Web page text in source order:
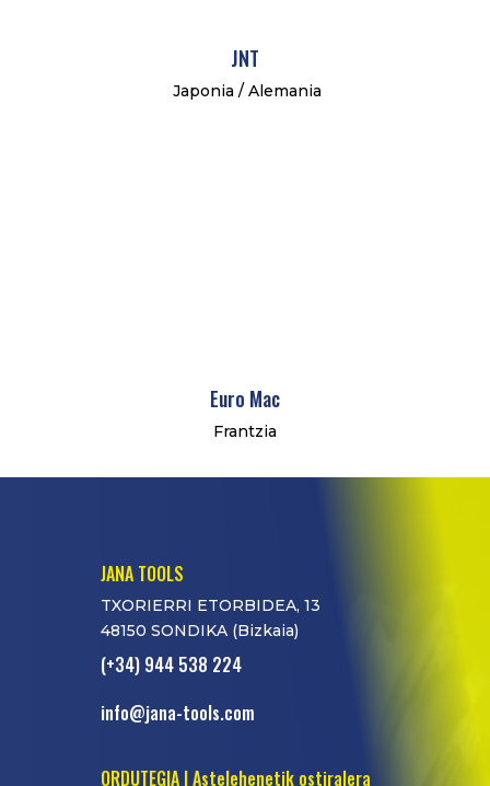
JNT
Japonia / Alemania
Euro Mac
Frantzia
JANA TOOLS
TXORIERRI ETORBIDEA, 13
48150 SONDIKA (Bizkaia)
(+34) 944 538 224
info@jana-tools.com
ORDUTEGIA | Astelehenetik ostiralera